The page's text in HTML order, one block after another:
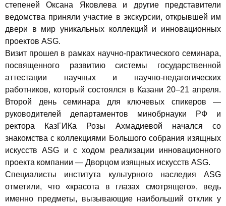
степеней Оксана Яковлева и другие представители
ведомства приняли участие в экскурсии, открывшей им
двери в мир уникальных коллекций и инновационных
проектов ASG.
Визит прошел в рамках научно-практического семинара,
посвященного развитию системы государственной
аттестации научных и научно-педагогических
работников, который состоялся в Казани 20–21 апреля.
Второй день семинара для ключевых спикеров —
руководителей департаментов минобрнауки РФ и
ректора КазГИКа Розы Ахмадиевой начался со
знакомства с коллекциями Большого собрания изящных
искусств ASG и с ходом реализации инновационного
проекта компании — Дворцом изящных искусств ASG.
Специалисты института культурного наследия ASG
отметили, что «красота в глазах смотрящего», ведь
именно предметы, вызывающие наибольший отклик у